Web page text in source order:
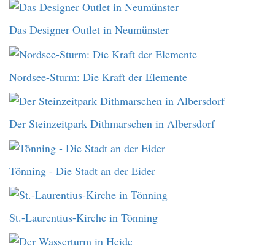
Das Designer Outlet in Neumünster
Nordsee-Sturm: Die Kraft der Elemente
Der Steinzeitpark Dithmarschen in Albersdorf
Tönning - Die Stadt an der Eider
St.-Laurentius-Kirche in Tönning